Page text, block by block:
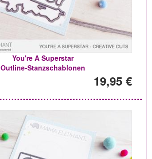
You're A Superstar
Outline-Stanzschablonen
19,95 €